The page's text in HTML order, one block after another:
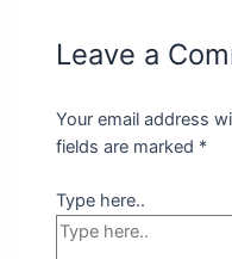
Leave a
Your email address
fields are marked *
Type here..